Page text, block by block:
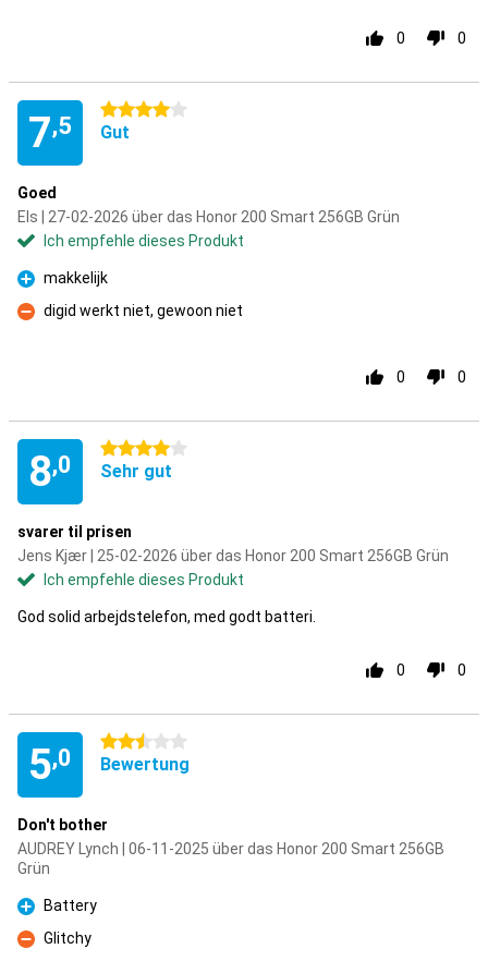
0 0
7,5
4 Sterne
Gut
Goed
Els | 27-02-2026 über das Honor 200 Smart 256GB Grün
Ich empfehle dieses Produkt
Pro
makkelijk
Kontra
digid werkt niet, gewoon niet
0 0
8,0
4 Sterne
Sehr gut
svarer til prisen
Jens Kjær | 25-02-2026 über das Honor 200 Smart 256GB Grün
Ich empfehle dieses Produkt
God solid arbejdstelefon, med godt batteri.
0 0
5,0
2.5 Sterne
Bewertung
Don't bother
AUDREY Lynch | 06-11-2025 über das Honor 200 Smart 256GB
Grün
Pro
Battery
Kontra
Glitchy